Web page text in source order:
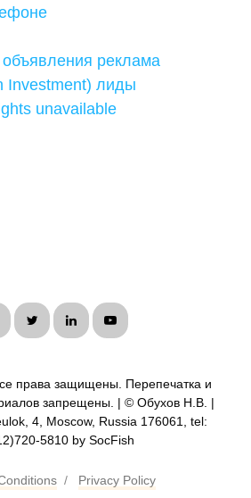
реклама
Investment) лиды
unavailable
права защищены. Перепечатка и
запрещены. | © Обухов Н.В. |
4, Moscow, Russia 176061, tel:
5810 by SocFish
/ Privacy Policy